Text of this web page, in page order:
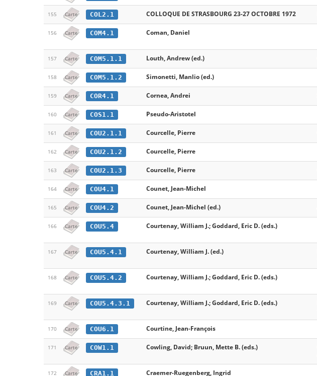
155 Carte COL2.1 COLLOQUE DE STRASBOURG 23-27 OCTOBRE 1972
156 Carte COM4.1 Coman, Daniel
157 Carte COM5.1.1 Louth, Andrew (ed.)
158 Carte COM5.1.2 Simonetti, Manlio (ed.)
159 Carte COR4.1 Cornea, Andrei
160 Carte COS1.1 Pseudo-Aristotel
161 Carte COU2.1.1 Courcelle, Pierre
162 Carte COU2.1.2 Courcelle, Pierre
163 Carte COU2.1.3 Courcelle, Pierre
164 Carte COU4.1 Counet, Jean-Michel
165 Carte COU4.2 Counet, Jean-Michel (ed.)
166 Carte COU5.4 Courtenay, William J.; Goddard, Eric D. (eds.)
167 Carte COU5.4.1 Courtenay, William J. (ed.)
168 Carte COU5.4.2 Courtenay, William J.; Goddard, Eric D. (eds.)
169 Carte COU5.4.3.1 Courtenay, William J.; Goddard, Eric D. (eds.)
170 Carte COU6.1 Courtine, Jean-François
171 Carte COW1.1 Cowling, David; Bruun, Mette B. (eds.)
172 Carte CRA1.1 Craemer-Ruegenberg, Ingrid